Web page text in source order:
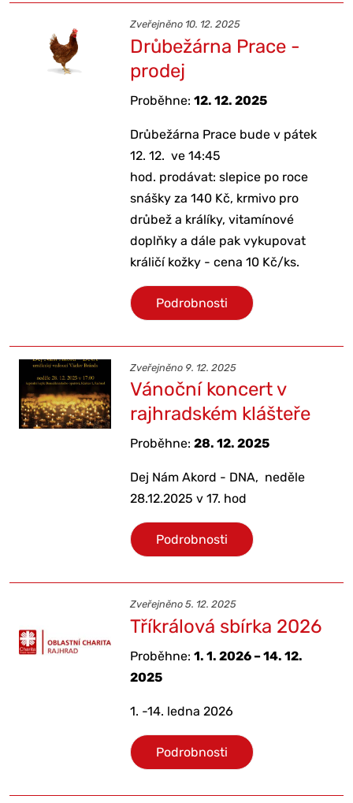
Zveřejněno 10. 12. 2025
Drůbežárna Prace -
prodej
Proběhne:12. 12. 2025
Drůbežárna Prace bude v pátek
12. 12. ve 14:45
hod. prodávat: slepice po roce
snášky za 140 Kč, krmivo pro
drůbež a králíky, vitamínové
doplňky a dále pak vykupovat
králičí kožky - cena 10 Kč/ks.
Podrobnosti
Zveřejněno 9. 12. 2025
Vánoční koncert v
rajhradském klášteře
Proběhne:28. 12. 2025
Dej Nám Akord - DNA, neděle
28.12.2025 v 17. hod
Podrobnosti
Zveřejněno 5. 12. 2025
Tříkrálová sbírka 2026
Proběhne:1. 1. 2026 – 14. 12.
2025
1. -14. ledna 2026
Podrobnosti